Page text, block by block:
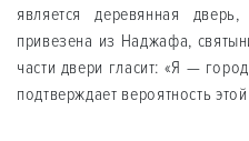
является деревянная
привезена из Наджафа,
части двери гласит: «Я —
подтверждает вероятность